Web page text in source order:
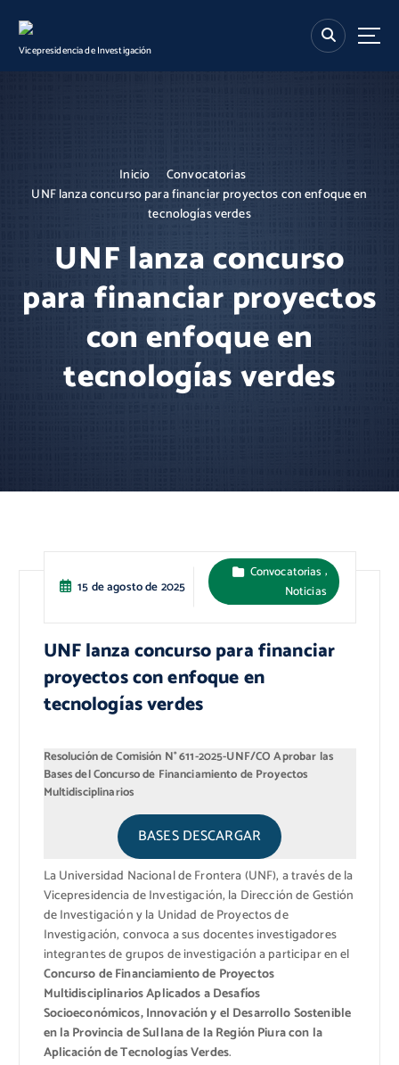
Vicepresidencia de Investigación
Inicio
Convocatorias
UNF lanza concurso para financiar proyectos con enfoque en
tecnologías verdes
UNF lanza concurso
para financiar proyectos
con enfoque en
tecnologías verdes
15 de agosto de 2025
Convocatorias ,
Noticias
UNF lanza concurso para financiar
proyectos con enfoque en
tecnologías verdes
Resolución de Comisión N° 611-2025-UNF/CO Aprobar las
Bases del Concurso de Financiamiento de Proyectos
Multidisciplinarios
BASES DESCARGAR
Concurso de
Financiamiento de
Proyectos
Multidisciplinarios
Concurso de
Financiamiento de
Proyectos
Multidisciplinarios
La Universidad Nacional de Frontera (UNF), a través de la
Vicepresidencia de Investigación, la Dirección de Gestión
de Investigación y la Unidad de Proyectos de
Investigación, convoca a sus docentes investigadores
integrantes de grupos de investigación a participar en el
Concurso de Financiamiento de Proyectos
Multidisciplinarios Aplicados a Desafíos
Socioeconómicos, Innovación y el Desarrollo Sostenible
en la Provincia de Sullana de la Región Piura con la
Aplicación de Tecnologías Verdes.